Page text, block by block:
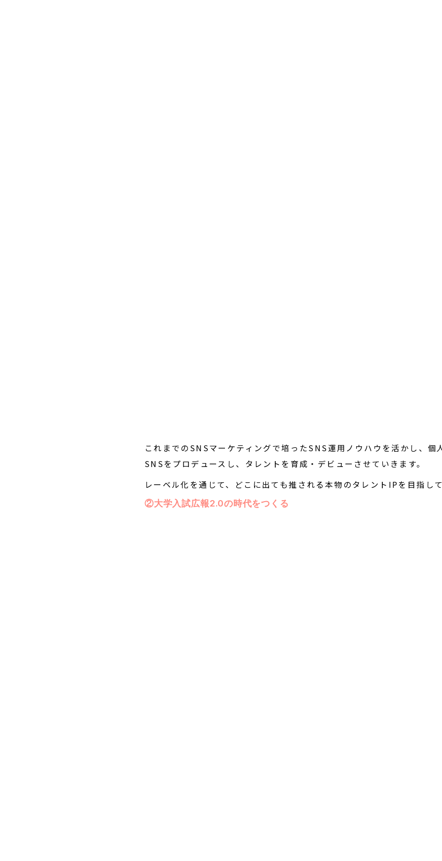
これまでのSNSマーケティングで培ったSNS運用ノウハウを活かし、個
SNSをプロデュースし、タレントを育成・デビューさせていきます。
レーベル化を通じて、どこに出ても推される本物のタレントIPを目指し
②大学入試広報2.0の時代をつくる